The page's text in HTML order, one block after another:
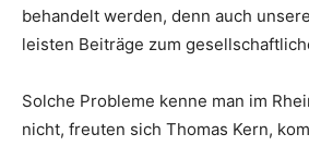
behandelt werden, denn auch
leisten Beiträge zum
Solche Probleme kenne man im
nicht, freuten sich Thomas Kern,